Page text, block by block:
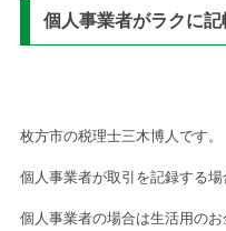
個人事業者がラクに
枚方市の税理士三木博人です。
個人事業者が取引を記録する場
個人事業者の場合は生活用の